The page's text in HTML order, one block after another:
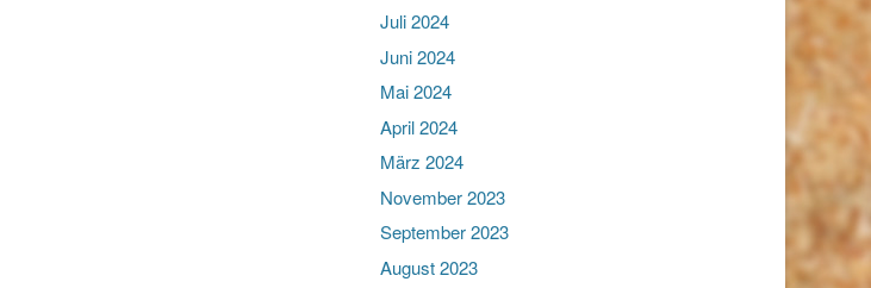
Juli 2024
Juni 2024
Mai 2024
April 2024
März 2024
November 2023
September 2023
August 2023